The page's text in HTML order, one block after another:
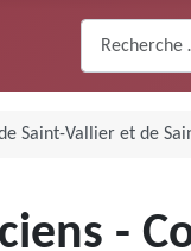
Saint-Vallier et de
-